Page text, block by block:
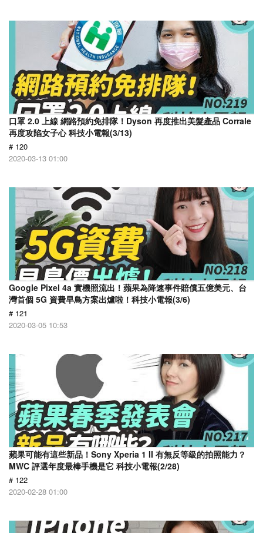
口罩 2.0 上線 網路預約免排隊！Dyson 再度推出美髮產品 Corrale
再度攻陷女子心 科技小電報(3/13)
# 120
2020-03-13 01:00
Google Pixel 4a 實機照流出！蘋果為降速事件賠償五億美元、台
灣首個 5G 資費早鳥方案出爐啦！科技小電報(3/6)
# 121
2020-03-05 10:53
蘋果可能有這些新品！Sony Xperia 1 II 有無反等級的拍照能力？
MWC 評選年度最棒手機是它 科技小電報(2/28)
# 122
2020-02-28 01:00